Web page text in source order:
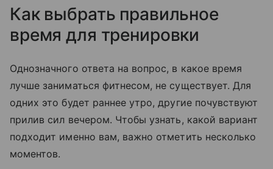
Как выбрать правильное
время для тренировки
Однозначного ответа на вопрос, в какое время
лучше заниматься фитнесом, не существует. Для
одних это будет раннее утро, другие почувствуют
прилив сил вечером. Чтобы узнать, какой вариант
подходит именно вам, важно отметить несколько
моментов.